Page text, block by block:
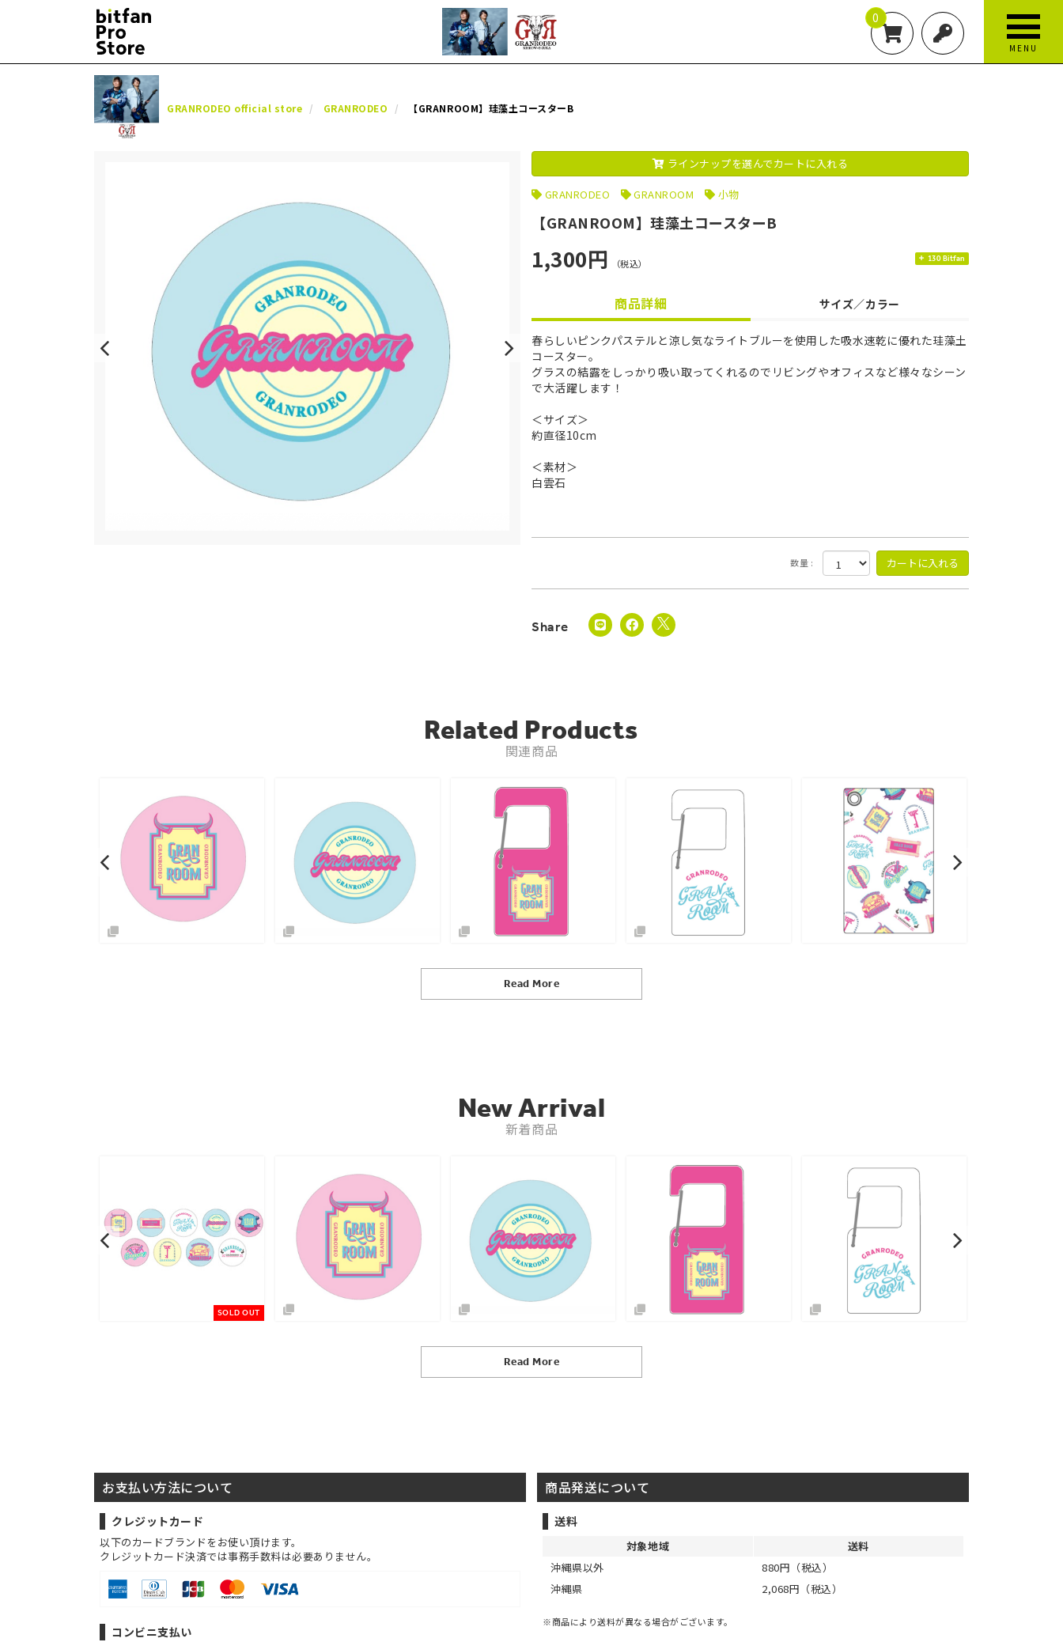
0
MENU
GRANRODEO official store GRANRODEO 【GRANROOM】珪藻土コースターB
ラインナップを選んでカートに入れる
GRANRODEO GRANROOM 小物
【GRANROOM】珪藻土コースターB
1,300円 （税込） 130 Bitfan
商品詳細 サイズ／カラー
春らしいピンクパステルと涼し気なライトブルーを使用した吸水速乾に優れた珪藻土
コースター。
グラスの結露をしっかり吸い取ってくれるのでリビングやオフィスなど様々なシーン
で大活躍します！
＜サイズ＞
約直径10cm
＜素材＞
白雲石
数量 :
Related Products
関連商品
Read More
New Arrival
新着商品
SOLD OUT
Read More
お支払い方法について
クレジットカード
以下のカードブランドをお使い頂けます。
クレジットカード決済では事務手数料は必要ありません。
コンビニ支払い
商品発送について
送料
対象地域
送料
沖縄県以外
880円（税込）
沖縄県
2,068円（税込）
※商品により送料が異なる場合がございます。